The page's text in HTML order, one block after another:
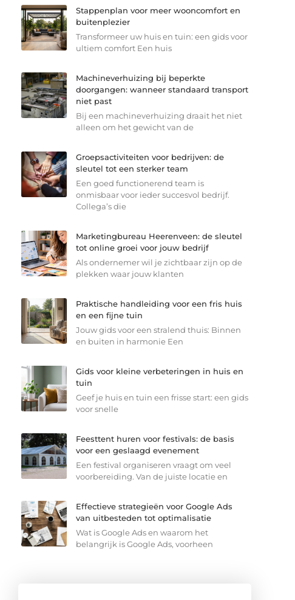
Stappenplan voor meer wooncomfort en
buitenplezier
Transformeer uw huis en tuin: een gids voor
ultiem comfort Een huis
Machineverhuizing bij beperkte
doorgangen: wanneer standaard transport
niet past
Bij een machineverhuizing draait het niet
alleen om het gewicht van de
Groepsactiviteiten voor bedrijven: de
sleutel tot een sterker team
Een goed functionerend team is
onmisbaar voor ieder succesvol bedrijf.
Collega’s die
Marketingbureau Heerenveen: de sleutel
tot online groei voor jouw bedrijf
Als ondernemer wil je zichtbaar zijn op de
plekken waar jouw klanten
Praktische handleiding voor een fris huis
en een fijne tuin
Jouw gids voor een stralend thuis: Binnen
en buiten in harmonie Een
Gids voor kleine verbeteringen in huis en
tuin
Geef je huis en tuin een frisse start: een gids
voor snelle
Feesttent huren voor festivals: de basis
voor een geslaagd evenement
Een festival organiseren vraagt om veel
voorbereiding. Van de juiste locatie en
Effectieve strategieën voor Google Ads
van uitbesteden tot optimalisatie
Wat is Google Ads en waarom het
belangrijk is Google Ads, voorheen